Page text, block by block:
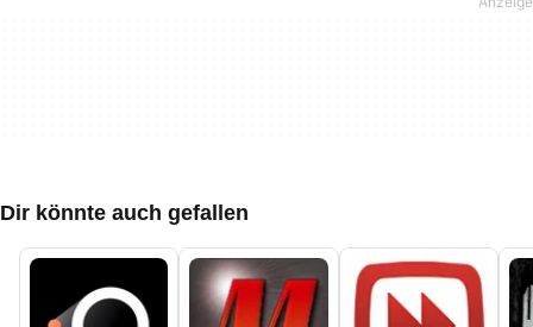
Dir könnte auch gefallen